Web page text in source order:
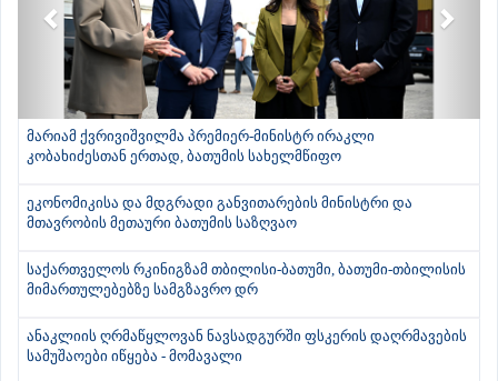
მარიამ ქვრივიშვილმა პრემიერ-მინისტრ ირაკლი
კობახიძესთან ერთად, ბათუმის სახელმწიფო
ეკონომიკისა და მდგრადი განვითარების მინისტრი და
მთავრობის მეთაური ბათუმის საზღვაო
საქართველოს რკინიგზამ თბილისი-ბათუმი, ბათუმი-თბილისის
მიმართულებებზე სამგზავრო დრ
ანაკლიის ღრმაწყლოვან ნავსადგურში ფსკერის დაღრმავების
სამუშაოები იწყება - მომავალი